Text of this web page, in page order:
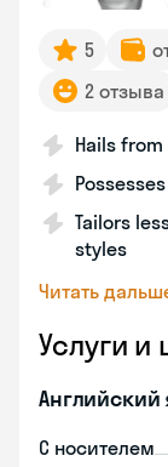
5
2 отзыва
Hails
Tailors
styles
Читать
Услуги и
Английский
С носителем